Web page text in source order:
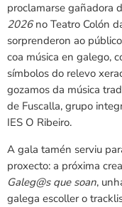
proclamarse gañadora
2026no Teatro Colón
sorprenderon ao
coa música en galego,
símbolos do relevo
gozamos da música
de Fuscalla, grupo
IES O Ribeiro.
A gala tamén serviu
proxecto: a próxima
Galeg@s que soan,
galega escoller o